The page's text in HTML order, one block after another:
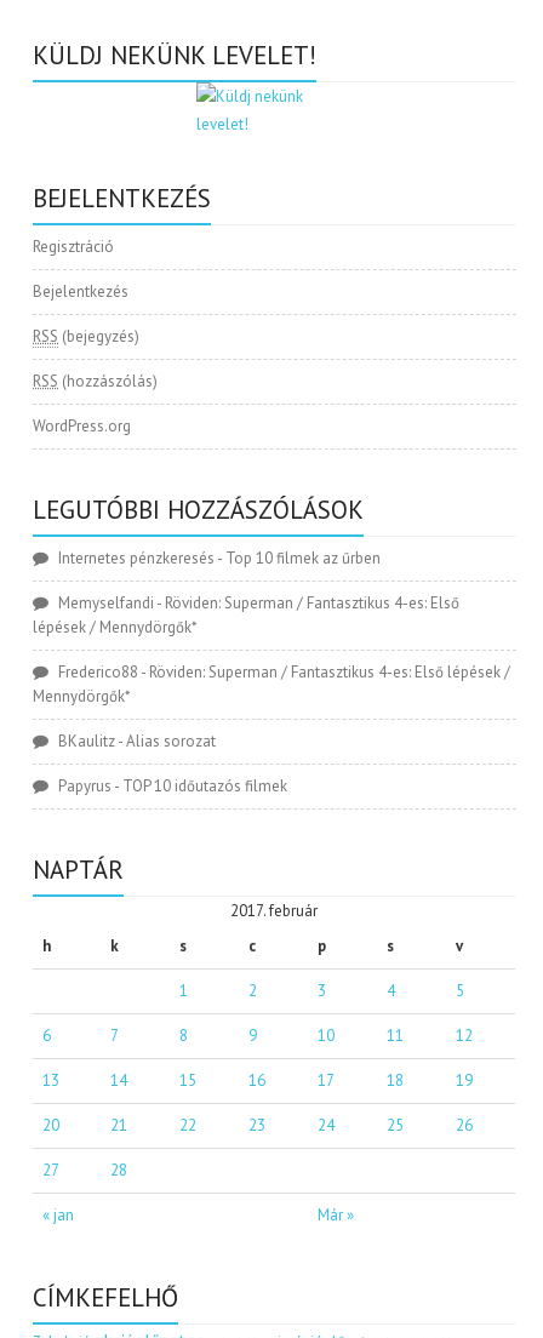
KÜLDJ NEKÜNK LEVELET!
BEJELENTKEZÉS
Regisztráció
Bejelentkezés
RSS (bejegyzés)
RSS (hozzászólás)
WordPress.org
LEGUTÓBBI HOZZÁSZÓLÁSOK
Internetes pénzkeresés - Top 10 filmek az űrben
Memyselfandi - Röviden: Superman / Fantasztikus 4-es: Első
lépések / Mennydörgők*
Frederico88 - Röviden: Superman / Fantasztikus 4-es: Első lépések /
Mennydörgők*
BKaulitz-Alias sorozat
Papyrus - TOP 10 időutazós filmek
NAPTÁR
2017. február
h
k s c p s v
« jan Már »
1 2 3 4 5
6 7 8 9 10 11 12
13 14 15 16 17 18 19
20 21 22 23 24 25 26
27 28
CÍMKEFELHŐ